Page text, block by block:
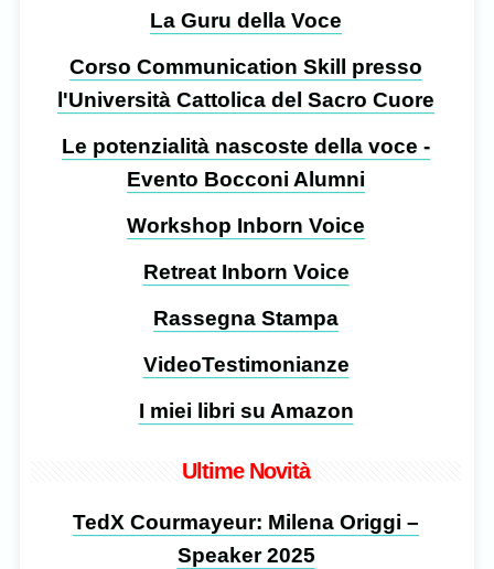
La Guru della Voce
Corso Communication Skill presso
l'Università Cattolica del Sacro Cuore
Le potenzialità nascoste della voce -
Evento Bocconi Alumni
Workshop Inborn Voice
Retreat Inborn Voice
Rassegna Stampa
VideoTestimonianze
I miei libri su Amazon
Ultime Novità
TedX Courmayeur: Milena Origgi –
Speaker 2025